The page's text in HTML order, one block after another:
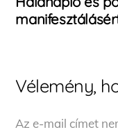
Vélemény,
Az e-mail címet